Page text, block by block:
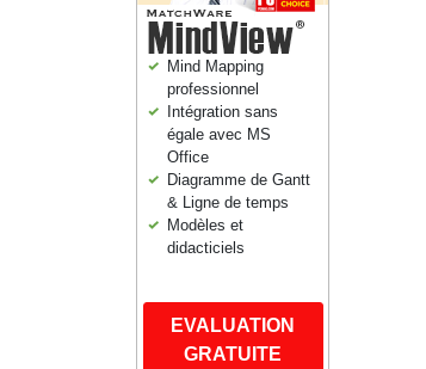
Mind Mapping
professionnel
Intégration sans
égale avec MS
Office
Diagramme de Gantt
& Ligne de temps
Modèles et
didacticiels
EVALUATION
GRATUITE